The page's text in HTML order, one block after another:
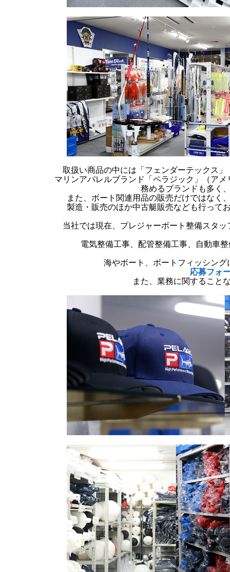
取扱い商品の中には「フェンダーテックス
マリンアパレルブランド「ペラジック」（ア
務めるブランドも多く
また、ボート関連用品の販売だけではなく
製造・販売のほか中古艇販売なども行って
当社では現在、プレジャーボート整備スタ
電気整備工事、配管整備工事、自動車
海やボート、ボートフィッシン
応募フォ
また、業務に関すること